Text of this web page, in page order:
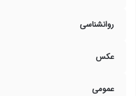
روانشناسی
عکس
عمومی